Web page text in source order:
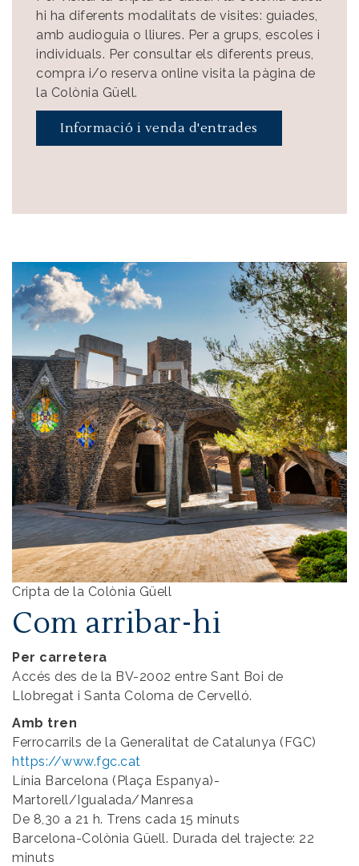
hi ha diferents modalitats de visites: guiades,
amb audioguia o lliures. Per a grups, escoles i
individuals. Per consultar els diferents preus,
compra i/o reserva online visita la pàgina de
la Colònia Güell.
Informació i venda d'entrades
Imatge
Cripta de la Colònia Güell
Com arribar-hi
Per carretera
Accés des de la BV-2002 entre Sant Boi de
Llobregat i Santa Coloma de Cervelló.
Amb tren
Ferrocarrils de la Generalitat de Catalunya (FGC)
https://www.fgc.cat
Línia Barcelona (Plaça Espanya)-
Martorell/Igualada/Manresa
De 8,30 a 21 h. Trens cada 15 minuts
Barcelona-Colònia Güell. Durada del trajecte: 22
minuts